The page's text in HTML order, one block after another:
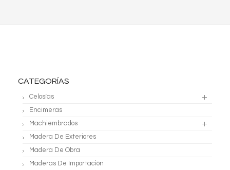
CATEGORÍAS
Celosías
Encimeras
Machiembrados
Madera De Exteriores
Madera De Obra
Maderas De Importación